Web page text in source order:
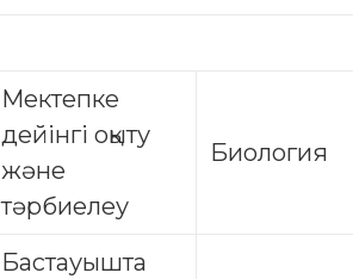
Мектепке
дейінгі оқыту
және
тәрбиелеу
Биология
Бастауышта